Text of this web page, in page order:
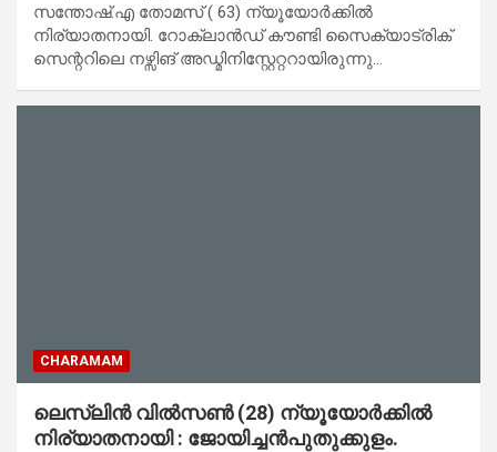
സന്തോഷ്.എ തോമസ് ( 63) ന്യൂയോർക്കിൽ
നിര്യാതനായി. റോക്‌ലാൻഡ് കൗണ്ടി സൈക്യാട്രിക്
സെന്ററിലെ നഴ്സിങ് അഡ്മിനിസ്റ്റേറ്ററായിരുന്നു…
CHARAMAM
ലെസ്ലിന്‍ വില്‍സണ്‍ (28) ന്യൂയോര്‍ക്കില്‍
നിര്യാതനായി : ജോയിച്ചൻപുതുക്കുളം.